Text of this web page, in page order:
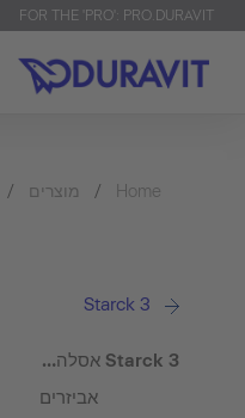
FOR THE 'PRO': PRO.DURAVIT
Home מוצרים
Starck 3
Starck 3 אסלה תלויה על הקיר
אביזרים